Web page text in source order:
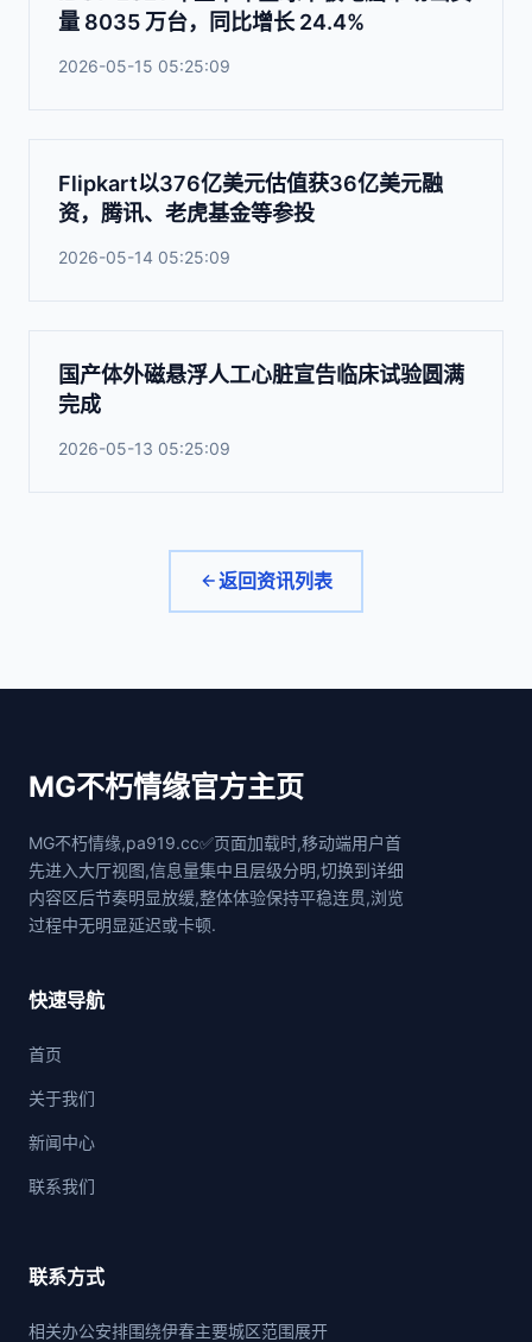
量 8035 万台，同比增长 24.4%
2026-05-15 05:25:09
Flipkart以376亿美元估值获36亿美元融
资，腾讯、老虎基金等参投
2026-05-14 05:25:09
国产体外磁悬浮人工心脏宣告临床试验圆满
完成
2026-05-13 05:25:09
返回资讯列表
MG不朽情缘官方主页
MG不朽情缘,pa919.cc✅页面加载时,移动端用户首
先进入大厅视图,信息量集中且层级分明,切换到详细
内容区后节奏明显放缓,整体体验保持平稳连贯,浏览
过程中无明显延迟或卡顿.
快速导航
首页
关于我们
新闻中心
联系我们
联系方式
相关办公安排围绕伊春主要城区范围展开